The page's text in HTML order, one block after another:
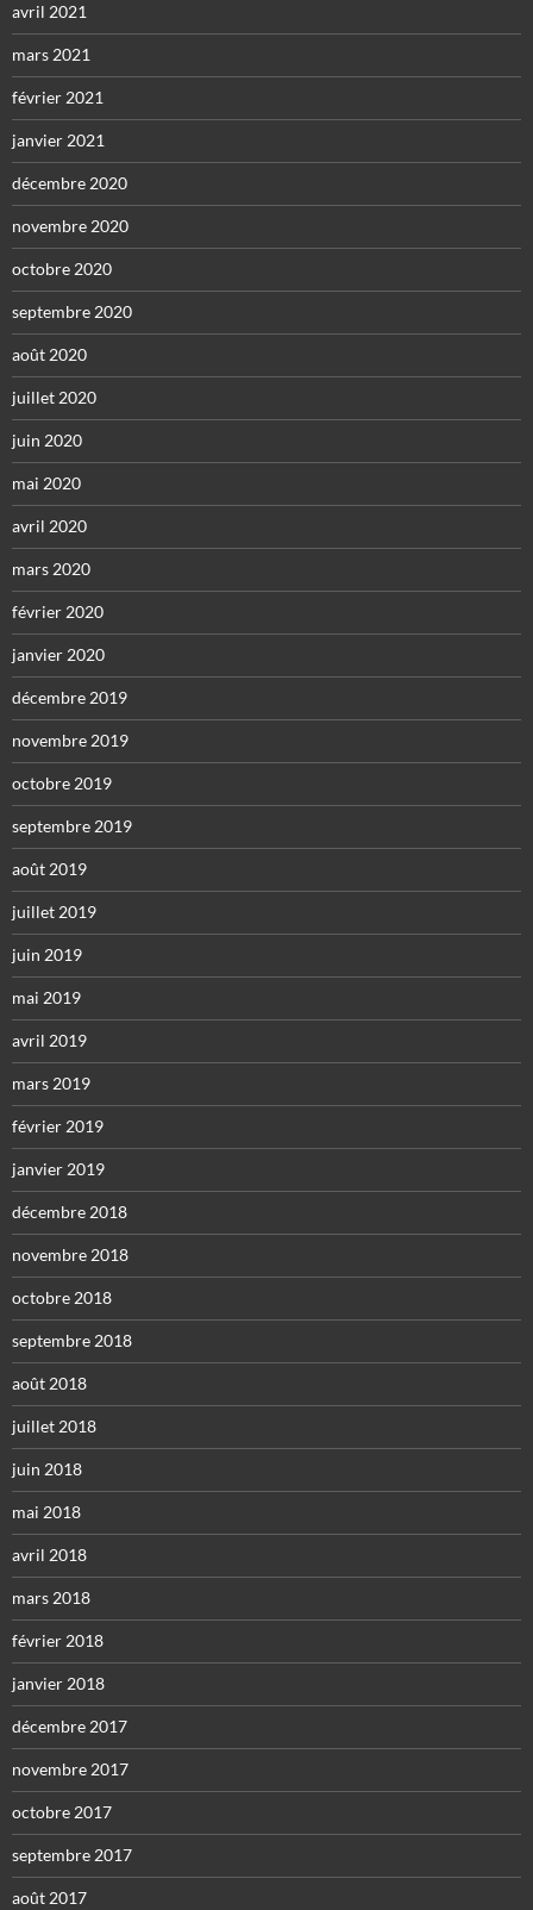
avril 2021
mars 2021
février 2021
janvier 2021
décembre 2020
novembre 2020
octobre 2020
septembre 2020
août 2020
juillet 2020
juin 2020
mai 2020
avril 2020
mars 2020
février 2020
janvier 2020
décembre 2019
novembre 2019
octobre 2019
septembre 2019
août 2019
juillet 2019
juin 2019
mai 2019
avril 2019
mars 2019
février 2019
janvier 2019
décembre 2018
novembre 2018
octobre 2018
septembre 2018
août 2018
juillet 2018
juin 2018
mai 2018
avril 2018
mars 2018
février 2018
janvier 2018
décembre 2017
novembre 2017
octobre 2017
septembre 2017
août 2017